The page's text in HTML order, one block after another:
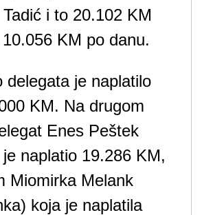
i to 20.102 KM
KM po danu.
delegata je naplatilo
KM. Na drugom
Enes Peštek
naplatio 19.286 KM,
Miomirka Melank
koja je naplatila